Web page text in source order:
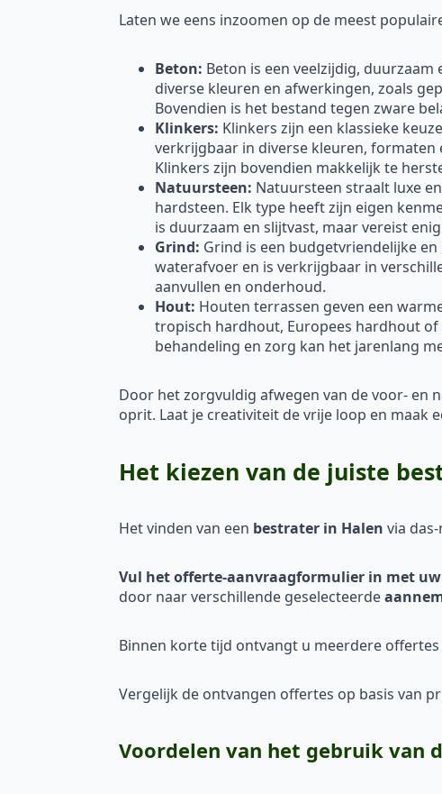
Laten we eens inzoomen op de meest
Beton: Beton is een veelzijdig,
diverse kleuren en afwerkingen, zoals
Bovendien is het bestand tegen zware
Klinkers: Klinkers zijn een klassieke
verkrijgbaar in diverse kleuren,
Klinkers zijn bovendien makkelijk te
Natuursteen: Natuursteen straalt luxe
hardsteen. Elk type heeft zijn eigen
is duurzaam en slijtvast, maar vereist
Grind: Grind is een budgetvriendelijke
waterafvoer en is verkrijgbaar in
aanvullen en onderhoud.
Hout: Houten terrassen geven een
tropisch hardhout, Europees hardhout
behandeling en zorg kan het jarenlang
Door het zorgvuldig afwegen van de voor- en
oprit. Laat je creativiteit de vrije loop en maak
Het kiezen van de juiste
Het vinden van een bestrater in Halen via
Vul het offerte-aanvraagformulier in met
door naar verschillende geselecteerde
Binnen korte tijd ontvangt u meerdere
Vergelijk de ontvangen offertes op basis van
Voordelen van het gebruik van